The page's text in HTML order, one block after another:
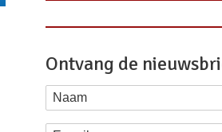
Ontvang de
Naam